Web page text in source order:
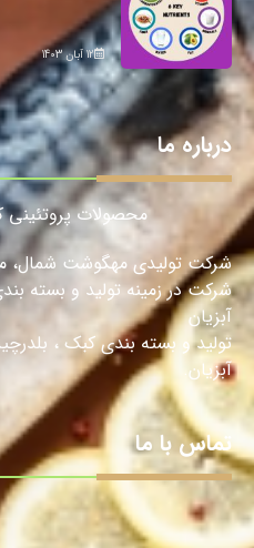
12 آبان 1403
درباره ما
محصولات پروتئینی
شرکت تولیدی مهگوشت شمال،
شرکت در زمینه تولید و بسته
آبزیان
تولید و بسته بندی کبک ،
آبزیان.
تماس با ما